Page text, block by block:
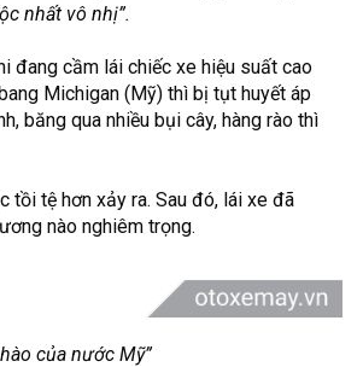
nhất vô nhị”.
đang cầm lái chiếc xe hiệu suất cao
Michigan (Mỹ) thì bị tụt huyết áp
băng qua nhiều bụi cây, hàng rào thì
tồi tệ hơn xảy ra. Sau đó, lái xe đã
nào nghiêm trọng.
của nước Mỹ”